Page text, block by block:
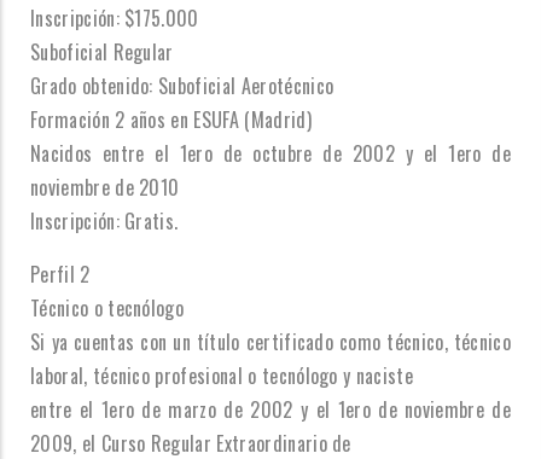
Inscripción: $175.000
Suboficial Regular
Grado obtenido: Suboficial Aerotécnico
Formación 2 años en ESUFA (Madrid)
Nacidos entre el 1ero de octubre de 2002 y el 1ero de
noviembre de 2010
Inscripción: Gratis.
Perfil 2
Técnico o tecnólogo
Si ya cuentas con un título certificado como técnico, técnico
laboral, técnico profesional o tecnólogo y naciste
entre el 1ero de marzo de 2002 y el 1ero de noviembre de
2009, el Curso Regular Extraordinario de